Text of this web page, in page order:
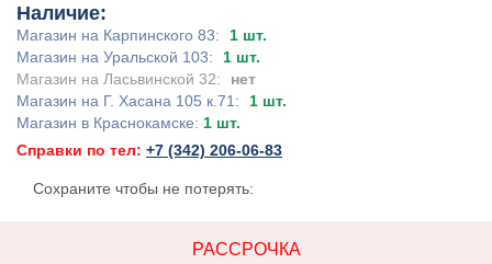
Наличие:
Магазин на Карпинского 83:
1 шт.
Магазин на Уральской 103:
1 шт.
Магазин на Ласьвинской 32:
нет
Магазин на Г. Хасана 105 к.71:
1 шт.
Магазин в Краснокамске: 1 шт.
Справки по тел: +7 (342) 206-06-83
Сохраните чтобы не потерять:
РАССРОЧКА